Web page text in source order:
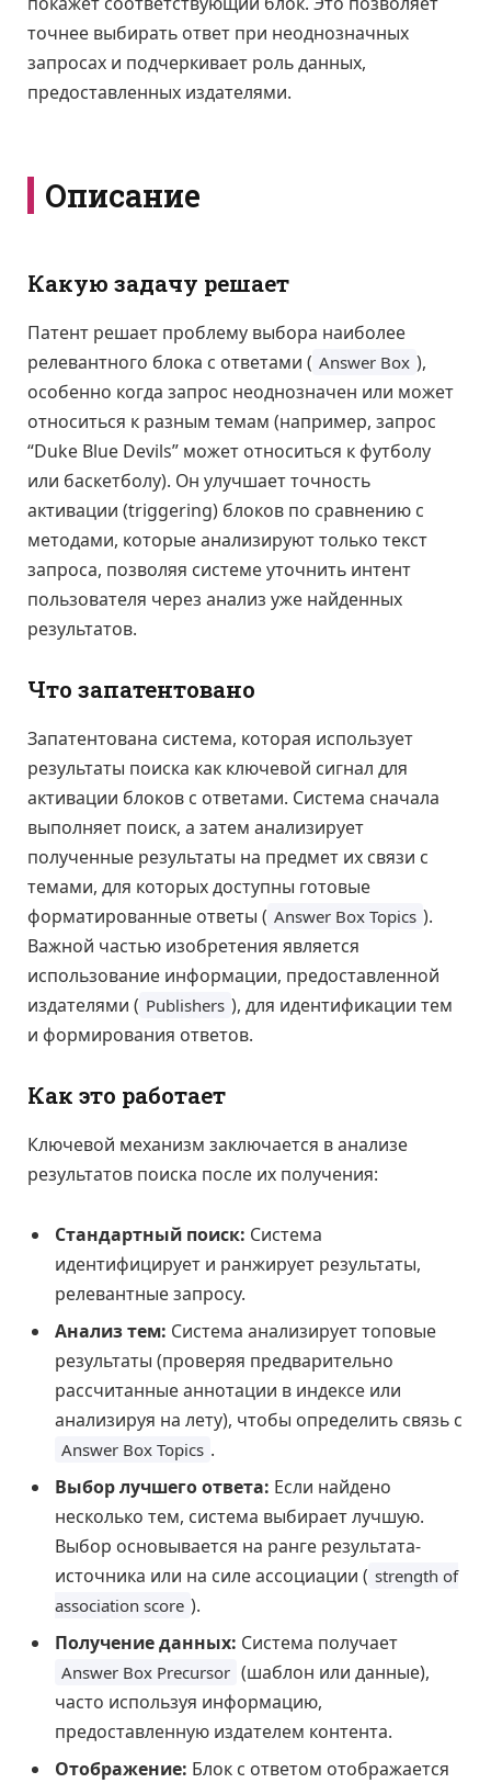
точнее выбирать ответ при неоднозначных
запросах и подчеркивает роль данных,
предоставленных издателями.
Описание
Какую задачу решает
Патент решает проблему выбора наиболее
релевантного блока с ответами ( Answer Box ),
особенно когда запрос неоднозначен или может
относиться к разным темам (например, запрос
“Duke Blue Devils” может относиться к футболу
или баскетболу). Он улучшает точность
активации (triggering) блоков по сравнению с
методами, которые анализируют только текст
запроса, позволяя системе уточнить интент
пользователя через анализ уже найденных
результатов.
Что запатентовано
Запатентована система, которая использует
результаты поиска как ключевой сигнал для
активации блоков с ответами. Система сначала
выполняет поиск, а затем анализирует
полученные результаты на предмет их связи с
темами, для которых доступны готовые
форматированные ответы ( Answer Box Topics ).
Важной частью изобретения является
использование информации, предоставленной
издателями ( Publishers ), для идентификации тем
и формирования ответов.
Как это работает
Ключевой механизм заключается в анализе
результатов поиска после их получения:
Стандартный поиск: Система
идентифицирует и ранжирует результаты,
релевантные запросу.
Анализ тем: Система анализирует топовые
результаты (проверяя предварительно
рассчитанные аннотации в индексе или
анализируя на лету), чтобы определить связь с
Answer Box Topics .
Выбор лучшего ответа: Если найдено
несколько тем, система выбирает лучшую.
Выбор основывается на ранге результата-
источника или на силе ассоциации ( strength of
association score ).
Получение данных: Система получает
Answer Box Precursor (шаблон или данные),
часто используя информацию,
предоставленную издателем контента.
Отображение: Блок с ответом отображается